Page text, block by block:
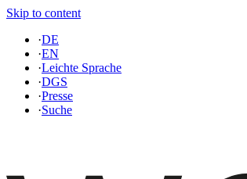
Skip to content
·DE
·EN
·Leichte Sprache
·DGS
·Presse
·Suche